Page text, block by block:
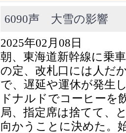
6090声 大雪の影響
2025年02月08日
朝、東海道新幹線に乗
の定、改札口には人だ
で、遅延や運休が発生
ドナルドでコーヒーを
局、指定席は捨てて、
向かうことに決めた。